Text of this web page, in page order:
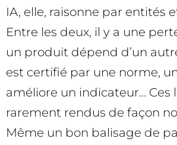
IA, elle, raisonne par entités
Entre les deux, il y a une
un produit dépend d’un
est certifié par une norme,
améliore un indicateur… Ces
rarement rendus de façon
Même un bon balisage de